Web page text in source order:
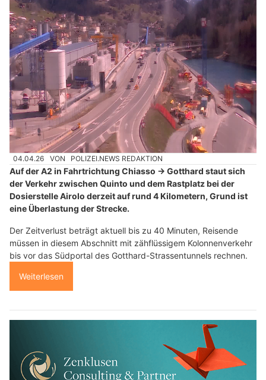
04.04.26 VON POLIZEI.NEWS REDAKTION
Auf der A2 in Fahrtrichtung Chiasso → Gotthard staut sich
der Verkehr zwischen Quinto und dem Rastplatz bei der
Dosierstelle Airolo derzeit auf rund 4 Kilometern, Grund ist
eine Überlastung der Strecke.
Der Zeitverlust beträgt aktuell bis zu 40 Minuten, Reisende
müssen in diesem Abschnitt mit zähflüssigem Kolonnenverkehr
bis vor das Südportal des Gotthard-Strassentunnels rechnen.
Weiterlesen